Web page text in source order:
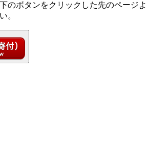
のボタンをクリックした先のページよ
。